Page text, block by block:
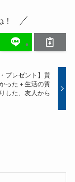
プレゼント】貰
った＋生活の質
した、友人から